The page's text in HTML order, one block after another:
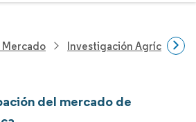
Mercado Investigación Agrícola
del mercado de